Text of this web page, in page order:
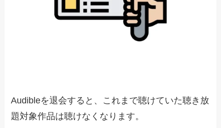
Audibleを退会すると、これまで聴けていた聴き放
題対象作品は聴けなくなります。